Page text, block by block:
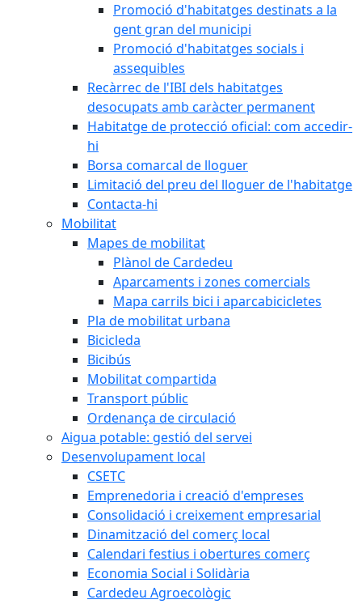
Promoció d'habitatges destinats a la
gent gran del municipi
Promoció d'habitatges socials i
assequibles
Recàrrec de l'IBI dels habitatges
desocupats amb caràcter permanent
Habitatge de protecció oficial: com accedir-
hi
Borsa comarcal de lloguer
Limitació del preu del lloguer de l'habitatge
Contacta-hi
Mobilitat
Mapes de mobilitat
Plànol de Cardedeu
Aparcaments i zones comercials
Mapa carrils bici i aparcabicicletes
Pla de mobilitat urbana
Bicicleda
Bicibús
Mobilitat compartida
Transport públic
Ordenança de circulació
Aigua potable: gestió del servei
Desenvolupament local
CSETC
Emprenedoria i creació d'empreses
Consolidació i creixement empresarial
Dinamització del comerç local
Calendari festius i obertures comerç
Economia Social i Solidària
Cardedeu Agroecològic